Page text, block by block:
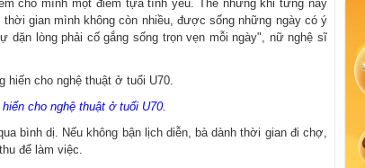
cho mình một điểm tựa tình yêu. Thế nhưng khi từng này
gian mình không còn nhiều, được sống những ngày có ý
dặn lòng phải cố gắng sống trọn vẹn mỗi ngày", nữ nghệ sĩ
cho nghệ thuật ở tuổi U70.
bình dị. Nếu không bận lịch diễn, bà dành thời gian đi chợ,
để làm việc.